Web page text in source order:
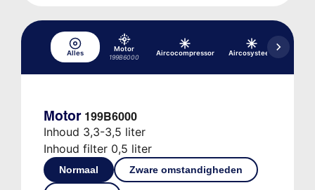
Alles
Motor
199B6000
Aircocompressor Aircosysteem
Motor 199B6000
Inhoud 3,3-3,5 liter
Inhoud filter 0,5 liter
Normaal Zware omstandigheden